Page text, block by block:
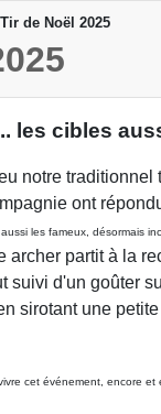
Tir de Noël 2025
les cibles
notre traditionnel
ont
les fameux, désormais
archer partit à la
suivi d'un goûter
sirotant une
cet événement, encore et